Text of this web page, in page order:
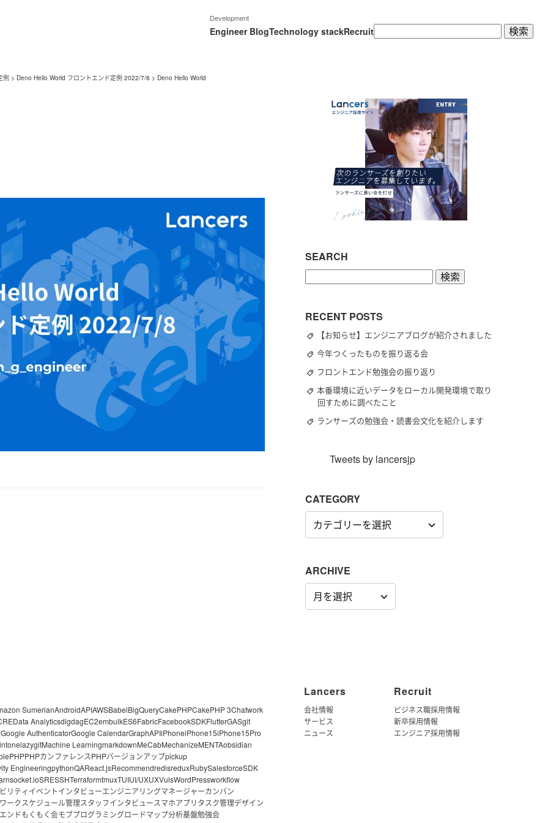
Development
Engineer BlogTechnology stackRecruit検
索:
例 > Deno Hello World フロントエンド定例 2022/7/8 > Deno Hello World
SEARCH
RECENT POSTS
【お知らせ】エンジニアブログが紹介されました
今年つくったものを振り返る会
フロントエンド勉強会の振り返り
本番環境に近いデータをローカル開発環境で取り
回すために調べたこと
ランサーズの勉強会・読書会文化を紹介します
Tweets by lancersjp
CATEGORY
CATEGORY
ARCHIVE
ARCHIVE
SumerianAndroidAPIAWSBabelBigQueryCakePHPCakePHP 3Chatwork
Data AnalyticsdigdagEC2embulkES6FabricFacebookSDKFlutterGASgit
Google AuthenticatorGoogle CalendarGraphAPIiPhoneiPhone15iPhone15Pro
lazygitMachine LearningmarkdownMeCabMechanizeMENTAobsidian
PHPPHPカンファレンスPHPバージョンアップpickup
EngineeringpythonQAReact.jsRecommendredisreduxRubySalesforceSDK
socket.ioSRESSHTerraformtmuxTUIUI/UXUXVulsWordPressworkflow
リティ イベントインタビューエンジニアリングマネージャーカンバン
ークスケジュール管理スタッフインタビュースマホアプリタスク管理デザイン
ンドもくもく会モブプログラミングロードマップ分析基盤勉強会
Lancers
会社情報
サービス
ニュース
Recruit
ビジネス職採用情報
新卒採用情報
エンジニア採用情報